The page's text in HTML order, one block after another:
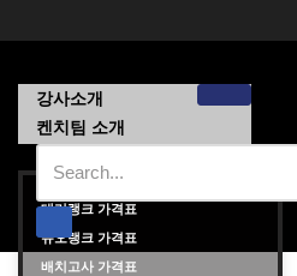
강사소개
켄치팀 소개
대리랭크 가격표
듀오랭크 가격표
배치고사 가격표